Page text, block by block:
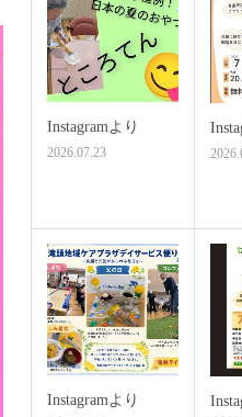
Instagramより
2026.07.23
Instagramより